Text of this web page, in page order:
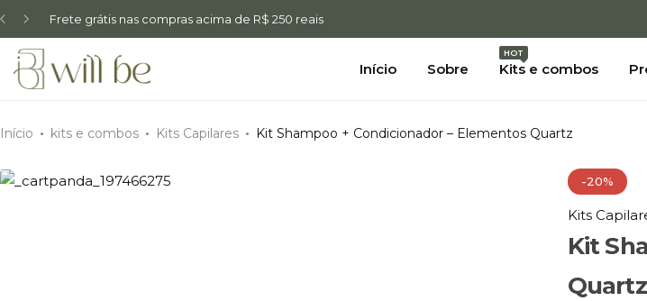
Frete grátis nas compras acima de R$ 250 reais
Início Sobre Kits e combos
HOT
Início kits e combos Kits Capilares Kit Shampoo + Condicionador – Elementos Quartz
-20%
Kits
Kit
Quartz